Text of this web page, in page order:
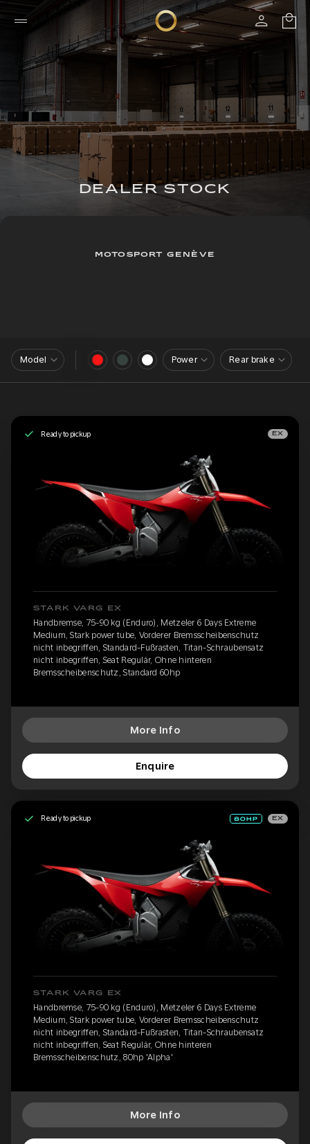
DEALER STOCK
MOTOSPORT GENÈVE
Model Power Rear brake
Ready to pickup EX
STARK VARG EX
Handbremse, 75-90 kg (Enduro), Metzeler 6 Days Extreme
Medium, Stark power tube, Vorderer Bremsscheibenschutz
nicht inbegriffen, Standard-Fußrasten, Titan-Schraubensatz
nicht inbegriffen, Seat Regulär, Ohne hinteren
Bremsscheibenschutz, Standard 60hp
More Info
Enquire
Ready to pickup EX
STARK VARG EX
Handbremse, 75-90 kg (Enduro), Metzeler 6 Days Extreme
Medium, Stark power tube, Vorderer Bremsscheibenschutz
nicht inbegriffen, Standard-Fußrasten, Titan-Schraubensatz
nicht inbegriffen, Seat Regulär, Ohne hinteren
Bremsscheibenschutz, 80hp 'Alpha'
More Info